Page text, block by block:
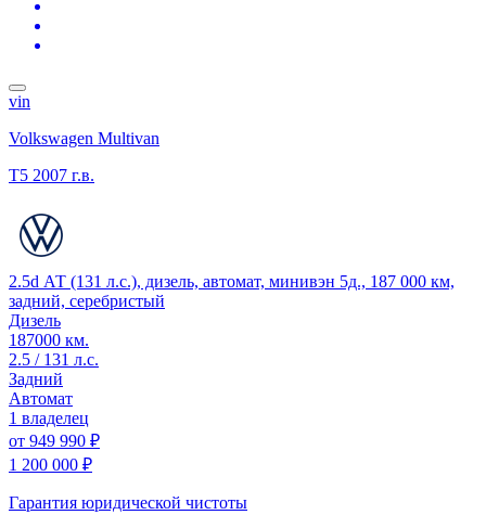
vin
Volkswagen Multivan
T5 2007 г.в.
2.5d АТ (131 л.с.), дизель, автомат, минивэн 5д., 187 000 км,
задний, серебристый
Дизель
187000 км.
2.5 / 131 л.с.
Задний
Автомат
1 владелец
от 949 990 ₽
1 200 000 ₽
Гарантия юридической чистоты